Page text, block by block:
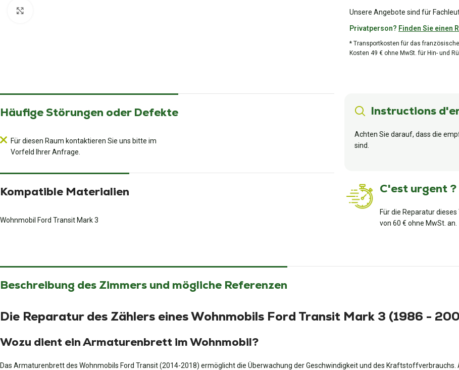
Unsere Angebote sind für
Privatperson? Finden Sie einen
* Transportkosten für das
Kosten 49 € ohne MwSt. für Hin- und
Häufige Störungen oder Defekte
Für diesen Raum kontaktieren Sie uns bitte im
Vorfeld Ihrer Anfrage.
Kompatible Materialien
Wohnmobil Ford Transit Mark 3
Instructions
Achten Sie darauf, dass die
sind.
C'est urgent ?
Für die Reparatur
von 60 € ohne MwSt. an.
Beschreibung des Zimmers und mögliche Referenzen
Die Reparatur des Zählers eines Wohnmobils Ford Transit Mark 3 (1986 -
Wozu dient ein Armaturenbrett im Wohnmobil?
Das Armaturenbrett des Wohnmobils Ford Transit (2014-2018) ermöglicht die Überwachung der Geschwindigkeit und des